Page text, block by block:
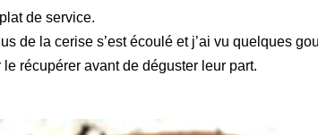
de service.
de la cerise s’est écoulé et j’ai vu quelques
le récupérer avant de déguster leur part.